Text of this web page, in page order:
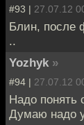
#93 | 27.07.12
Блин, после
..
Yozhyk »
#94 | 27.07.12
Надо понять
Думаю надо